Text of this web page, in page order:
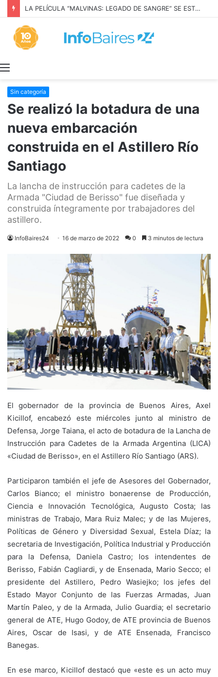
LA PELÍCULA “MALVINAS: LEGADO DE SANGRE” SE ESTRENARÁ EN PRIME VIDEO
Sin categoría
Se realizó la botadura de una
nueva embarcación
construida en el Astillero Río
Santiago
La lancha de instrucción para cadetes de la
Armada "Ciudad de Berisso" fue diseñada y
construida íntegramente por trabajadores del
astillero.
InfoBaires24 16 de marzo de 2022 0 3 minutos de lectura
El gobernador de la provincia de Buenos Aires, Axel
Kicillof, encabezó este miércoles junto al ministro de
Defensa, Jorge Taiana, el acto de botadura de la Lancha de
Instrucción para Cadetes de la Armada Argentina (LICA)
«Ciudad de Berisso», en el Astillero Río Santiago (ARS).
Participaron también el jefe de Asesores del Gobernador,
Carlos Bianco; el ministro bonaerense de Producción,
Ciencia e Innovación Tecnológica, Augusto Costa; las
ministras de Trabajo, Mara Ruiz Malec; y de las Mujeres,
Políticas de Género y Diversidad Sexual, Estela Díaz; la
secretaria de Investigación, Política Industrial y Producción
para la Defensa, Daniela Castro; los intendentes de
Berisso, Fabián Cagliardi, y de Ensenada, Mario Secco; el
presidente del Astillero, Pedro Wasiejko; los jefes del
Estado Mayor Conjunto de las Fuerzas Armadas, Juan
Martín Paleo, y de la Armada, Julio Guardia; el secretario
general de ATE, Hugo Godoy, de ATE provincia de Buenos
Aires, Oscar de Isasi, y de ATE Ensenada, Francisco
Banegas.
En ese marco, Kicillof destacó que «este es un acto muy